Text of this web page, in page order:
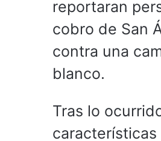
reportaran
cobro de San
contra una
blanco.
Tras lo